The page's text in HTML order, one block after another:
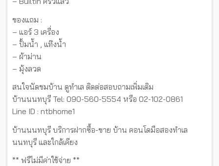
ของแถม :
– แอร์ 3 เครื่อง
– ปั้มน้ำ , แท๊งน้ำ
– ผ้าม่าน
– มุ้งลวด
สนใจนัดชมบ้าน ดูทำเล ติดต่อสอบถามเพิ่มเติม
บ้านนนทบุรี Tel: 090-560-5554 หรือ 02-102-0861
Line ID : ntbhome1
บ้านนนทบุรี บริการฝากซื้อ-ขาย บ้าน คอนโดมือสองทำเล
นนทบุรี และใกล้เคียง
** ฟรีไม่มีค่าใช้จ่าย **